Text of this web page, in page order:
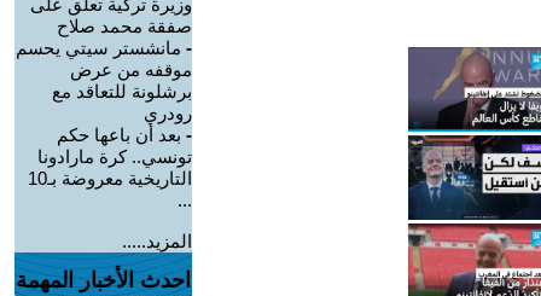
وزيرة تركية تعلق على
صفقة محمد صلاح
- مانشستر سيتي يحسم
موقفه من عرض
برشلونة للتعاقد مع
رودري
- بعد أن باعها حكم
تونسي.. كرة مارادونا
التاريخية معروضة بـ10
...
المزيد.....
احدث الأخبار المهمة